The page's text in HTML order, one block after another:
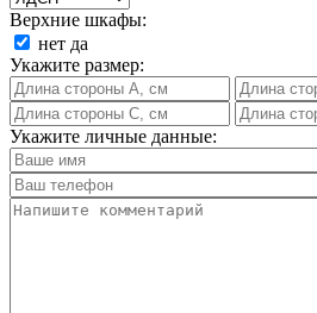
Верхние шкафы:
нет да
Укажите размер:
Укажите личные данные: